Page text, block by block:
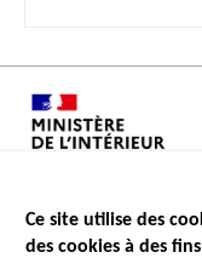
Ce site utilise des
des cookies à des